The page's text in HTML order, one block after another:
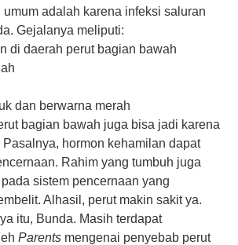
adalah karena infeksi saluran
Gejalanya meliputi:
di daerah perut bagian bawah
dan berwarna merah
bagian bawah juga bisa jadi karena
Pasalnya, hormon kehamilan dapat
Rahim yang tumbuh juga
sistem pencernaan yang
Alhasil, perut makin sakit ya.
itu, Bunda. Masih terdapat
Parents mengenai penyebab perut